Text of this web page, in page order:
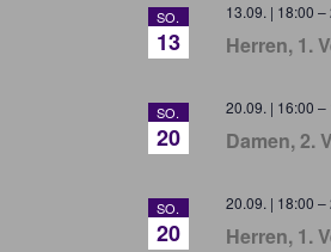
SO.
13 Herren, 1.
13.09. | 18:00 –
SO.
20 Damen, 2.
20.09. | 16:00 –
SO.
20 Herren, 1.
20.09. | 18:00 –